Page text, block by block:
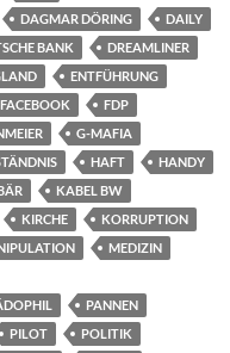
DAGMAR DÖRING
DAILY
BANK
DREAMLINER
ENTFÜHRUNG
FACEBOOK
FDP
G-MAFIA
HAFT
HANDY
KABEL BW
KIRCHE
KORRUPTION
MEDIZIN
PANNEN
PILOT
POLITIK